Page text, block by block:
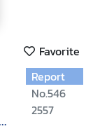
Favorite
Report
No.546
2557